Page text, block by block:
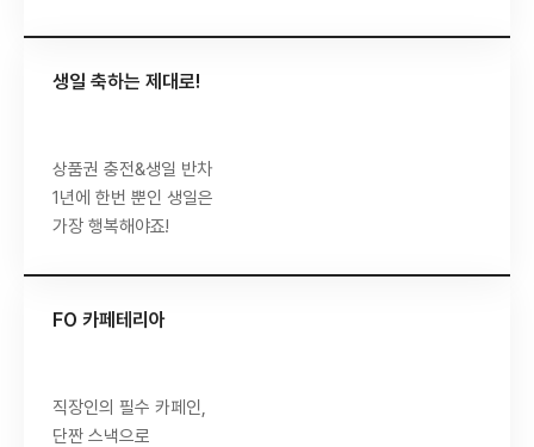
생일 축하는 제대로!
상품권 충전&생일 반차
1년에 한번 뿐인 생일은
가장 행복해야죠!
FO 카페테리아
직장인의 필수 카페인,
단짠 스낵으로